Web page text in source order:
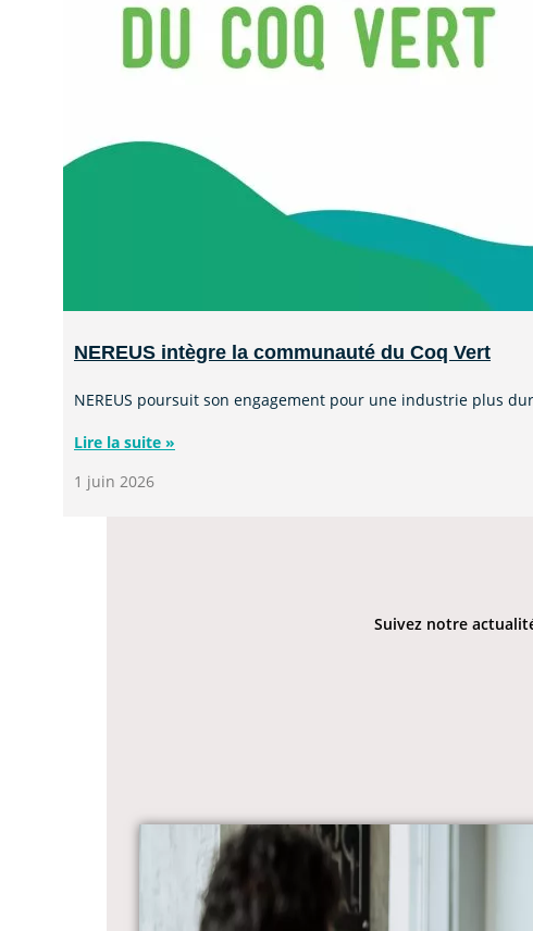
NEREUS intègre la communauté du Coq Vert
NEREUS poursuit son engagement pour une industrie plus
Lire la suite »
1 juin 2026
Suivez notre